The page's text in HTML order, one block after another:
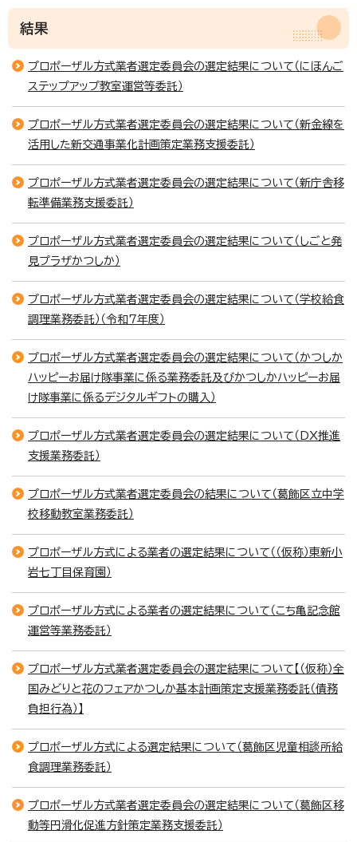
結果
プロポーザル方式業者選定委員会の選定結果について（にほんご
ステップアップ教室運営等委託）
プロポーザル方式業者選定委員会の選定結果について（新金線を
活用した新交通事業化計画策定業務支援委託）
プロポーザル方式業者選定委員会の選定結果について（新庁舎移
転準備業務支援委託）
プロポーザル方式業者選定委員会の選定結果について（しごと発
見プラザかつしか）
プロポーザル方式業者選定委員会の選定結果について（学校給食
調理業務委託）（令和7年度）
プロポーザル方式業者選定委員会の選定結果について（かつしか
ハッピーお届け隊事業に係る業務委託及びかつしかハッピーお届
け隊事業に係るデジタルギフトの購入）
プロポーザル方式業者選定委員会の選定結果について（DX推進
支援業務委託）
プロポーザル方式業者選定委員会の結果について（葛飾区立中学
校移動教室業務委託）
プロポーザル方式による業者の選定結果について（（仮称）東新小
岩七丁目保育園）
プロポーザル方式による業者の選定結果について（こち亀記念館
運営等業務委託）
プロポーザル方式業者選定委員会の選定結果について【（仮称）全
国みどりと花のフェアかつしか基本計画策定支援業務委託（債務
負担行為）】
プロポーザル方式による選定結果について（葛飾区児童相談所給
食調理業務委託）
プロポーザル方式業者選定委員会の選定結果について（葛飾区移
動等円滑化促進方針策定業務支援委託）